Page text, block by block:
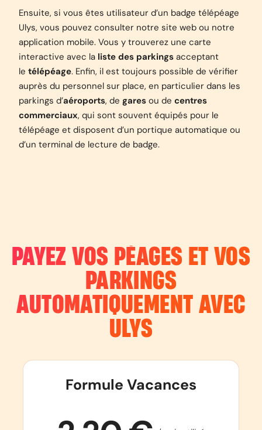
Ensuite, si vous êtes utilisateur d’un badge télépéage
Ulys, vous pouvez consulter notre site web ou notre
application mobile. Vous y trouverez une carte
interactive avec la liste des parkings acceptant
le télépéage. Enfin, il est toujours possible de vérifier
auprès du personnel sur place, en particulier dans les
parkings d’aéroports, de gares ou de centres
commerciaux, qui sont souvent équipés pour le
télépéage et disposent d’un portique automatique ou
d’un terminal de lecture de badge.
PAYEZ VOS PÉAGES ET VOS
PARKINGS
AUTOMATIQUEMENT AVEC
ULYS
Formule Vacances